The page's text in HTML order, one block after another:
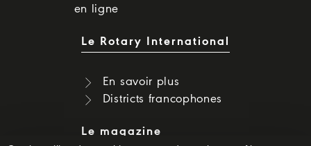
en ligne
Le Rotary International
En savoir plus
Districts francophones
Le magazine